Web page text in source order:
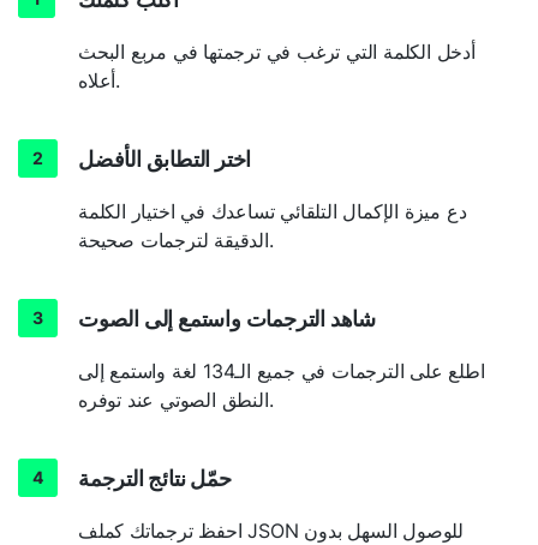
أدخل الكلمة التي ترغب في ترجمتها في مربع البحث
أعلاه.
اختر التطابق الأفضل
دع ميزة الإكمال التلقائي تساعدك في اختيار الكلمة
الدقيقة لترجمات صحيحة.
شاهد الترجمات واستمع إلى الصوت
اطلع على الترجمات في جميع الـ134 لغة واستمع إلى
النطق الصوتي عند توفره.
حمّل نتائج الترجمة
احفظ ترجماتك كملف JSON للوصول السهل بدون